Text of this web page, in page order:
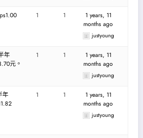
1 1
1 years, 11
months ago
justyoung
年
元。
1 1
1 years, 11
months ago
justyoung
年
1 1
1 years, 11
months ago
justyoung